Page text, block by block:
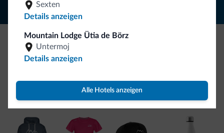
Sexten
Details anzeigen
Mountain Lodge Ütia de Börz
Untermoj
Details anzeigen
Alle Hotels anzeigen
Seien Sie originell, entdecken Sie die neue
So viele von Ihnen haben uns gefragt. Die neue Kollektion
von Dolomiti.it ist da!